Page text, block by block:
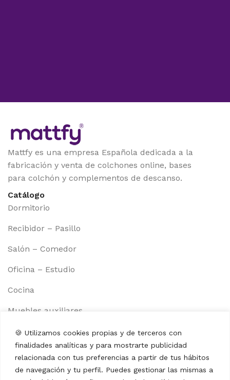
🍪 Utilizamos cookies propias y de terceros con
finalidades analíticas y para mostrarte publicidad
relacionada con tus preferencias a partir de tus hábitos
de navegación y tu perfil. Puedes gestionar las mismas a
Mattfy es una empresa Española dedicada a la
fabricación y venta de colchones online, bases
para colchón y complementos de descanso.
Catálogo
Dormitorio
Recibidor – Pasillo
Salón – Comedor
Oficina – Estudio
Cocina
Muebles auxiliares
Aviso legal
Política de cookies
Política de privacidad